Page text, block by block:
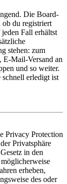
Die Board-
ob du registriert
Fall erhältst
stehen: zum
E-Mail-Versand an
und so weiter.
erledigt ist
Privacy Protection
Privatsphäre
in den
erheben,
des oder